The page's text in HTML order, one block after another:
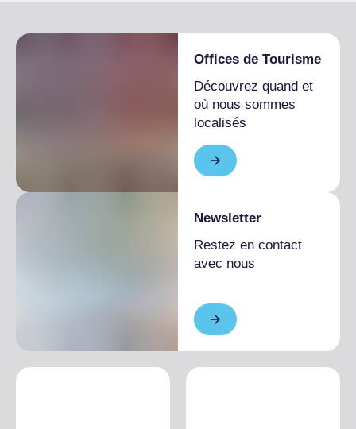
Offices de Tourisme
Découvrez quand et
où nous sommes
localisés
Newsletter
Restez en contact
avec nous